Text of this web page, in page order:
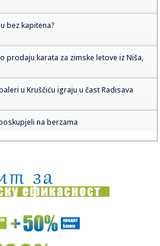
bez kapitena?
prodaju karata za zimske letove iz Niša,
u Kruščiću igraju u čast Radisava
na berzama
traže otpremnine, najavljeni protesti i
u Beogradu, 8. i 9. avgust 2026.